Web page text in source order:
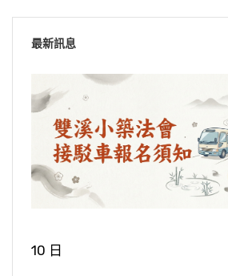
【悟道報父】
這裡看起。
【唐師備，姓謝氏。父以漁
備因出家，欲報其父。芒鞋布
雪峰存禪師為友。峰以其苦行，
囊出嶺，擬欲遍參，忽傷足流
不出嶺，依峰咨決心要。峰嘗
來人也。」後忽夢父來謝云：「
這裡看起：
【唐子鄰，範氏子。母王氏
逃東都依廣愛寺慶修律師出家
失明，母已故三載矣。因詣嶽
華，誓見嶽帝，求母生處。其夜
「汝母禁獄，見受諸苦。」鄰悲
哀泣禮拜，至於四萬，俄聞有
母謝曰：「承汝之力，得生忉利
愛敬無繇，乃於汶水之陰，九逵
區，以報父恩。立碑銘之，有
無期；百年幾日，對此長悲。」
這個公案也是在唐朝，「京師
師」，他是兗州人，兗州在山
名朗，在朝為官，年紀很老，
師敬愛其父，覺得沒什麼好報答
第四》，第一百一十一頁第四行
【荷擔聽學】
【隋敬脫，汲郡人。少出家
聞。其聽學也，常施荷擔，母
置一頭；若當食時，坐母樹下
這個公案是隋朝，在《淺述
在「隋朝東都內慧日道場敬脫
出來。『汲郡人』，「汲郡」就
放掌。請大家翻開《緇門崇行錄
【泣血哀毀】
我們接著看這個文：
【隋智聚，住蘇州虎丘東山寺
丁母憂，泣血悲哀，幾於毀滅
放掌。請大家翻開《緇門崇行錄
【居喪不食】
看下面的文：
【梁法雲，陽羨人。七歲出家
亮弟子，雋朗英秀。於妙音寺
經，學者海湊。性誠孝，勞於
瘠過禮，累日不食。旻法師謂曰
同修，及網路前的同修，大家好
百零七頁，我們從第六行：
【母必親供】
這裡看起：
【齊道紀，習成實，造金藏
東郊講演，往則荷擔其母及經
「母必親供者，以福與登地菩薩
放掌。請大家翻開《緇門崇行錄
【孝親之行第四】
【蘭盆勝會】
【佛世，大目犍連事母至孝；
進行道，得六神通。見亡母生
餉；飯化猛火，目連痛哭白佛
重，非汝一人力所奈何，必假十
《緇門崇行錄淺述．尊師之行
大家翻開《緇門崇行錄淺述．
九十八頁：
【六群僧】
我們看這個文：
【六群僧，如來所呵，諸大
也，而古稱佛世六群，猶賢於佛
最新訊息
10 日